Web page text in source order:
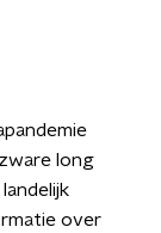
long
over